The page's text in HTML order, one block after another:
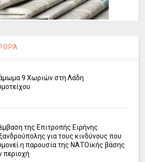
9 Χωριών στη Λάδη
της Επιτροπής Ειρήνης
για τους κινδύνους που
η παρουσία της ΝΑΤΟϊκής βάσης
περιοχή